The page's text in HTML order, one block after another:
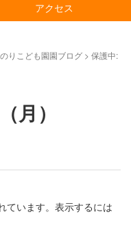
アクセス
りこども園園ブログ > 保護中:
月）
ています。表示するには